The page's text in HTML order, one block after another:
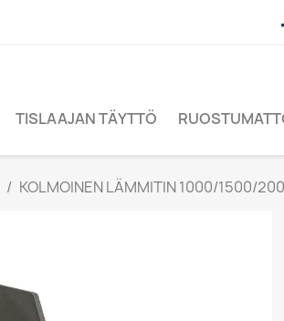
TISLAAJAN TÄYTTÖ
KOLMOINEN LÄMMITIN 1000/1500/